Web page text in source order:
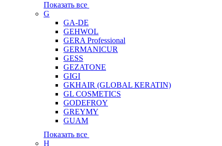
Показать все
G
GA-DE
GEHWOL
GERA Professional
GERMANICUR
GESS
GEZATONE
GIGI
GKHAIR (GLOBAL КЕRATIN)
GL COSMETICS
GODEFROY
GREYMY
GUAM
Показать все
H